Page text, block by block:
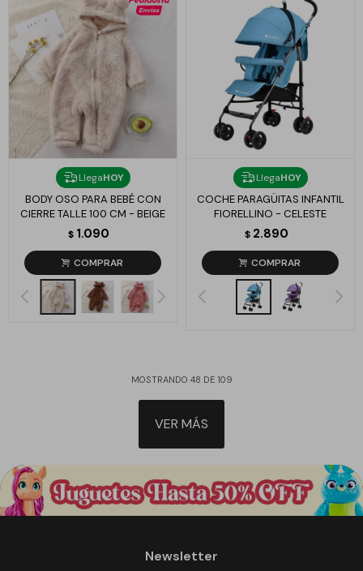
LlegaHOY
BODY OSO PARA BEBÉ CON
CIERRE TALLE 100 CM - BEIGE
$ 1.090
LlegaHOY
COCHE PARAGÜITAS INFANTIL
FIORELLINO - CELESTE
$ 2.890
MOSTRANDO 48 DE 109
VER MÁS
Newsletter